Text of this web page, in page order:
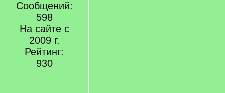
Сообщений:
598
На сайте с
2009 г.
Рейтинг:
930